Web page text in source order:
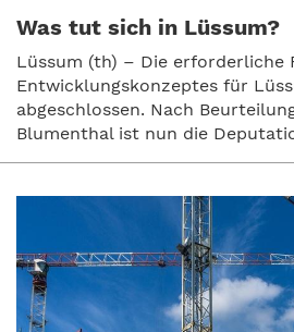
Was tut sich in Lüssum?
Lüssum (th) – Die erforderliche
Entwicklungskonzeptes für
abgeschlossen. Nach
Blumenthal ist nun die